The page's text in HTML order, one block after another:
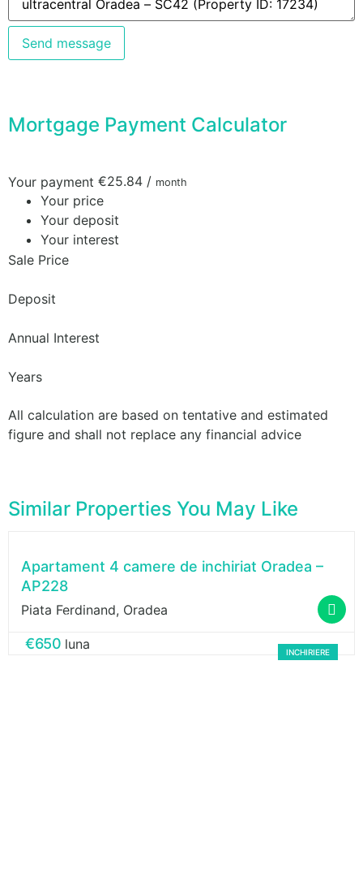
Send message
Mortgage Payment Calculator
Your payment €25.84 / month
Your price
Your deposit
Your interest
Sale Price
Deposit
Annual Interest
Years
All calculation are based on tentative and estimated
figure and shall not replace any financial advice
Similar Properties You May Like
Apartament 4 camere de inchiriat Oradea –
AP228
Piata Ferdinand, Oradea
INCHIRIERE
Gabriel Stranici
€650 luna